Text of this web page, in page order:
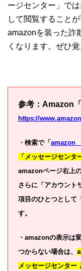
ージセンター」で
して閲覧すること
amazonを装った詐
くなります。ぜひ
参考：Amazon
https://
・検索で「amazon
「メッセージセンタ
amazonページ右上
さらに「アカウント
項目のひとつとして
す。
・amazonの表示は
つからない場合は、
メッセージセンター